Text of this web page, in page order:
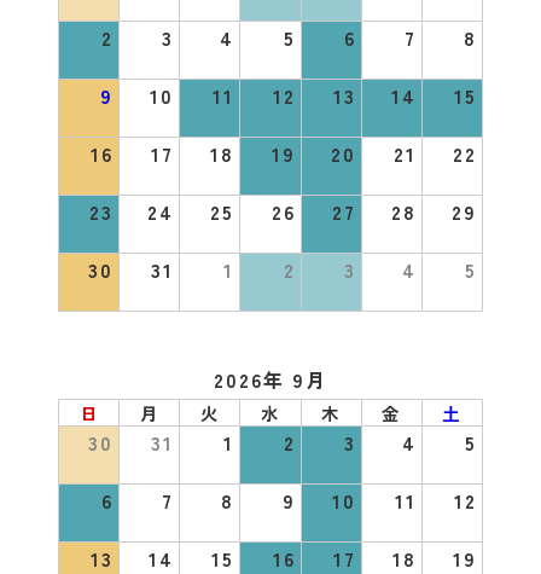
2
3 4 5 6 7
8
9
10 11 12 13 14
15
16
17 18 19 20 21
22
23
24 25 26 27 28
29
30
31 1 2 3 4 5
2026年 9月
日 月 火 水 木 金 土
30 31 1 2 3 4
5
6
7 8 9 10 11
12
13
14 15 16 17 18
19